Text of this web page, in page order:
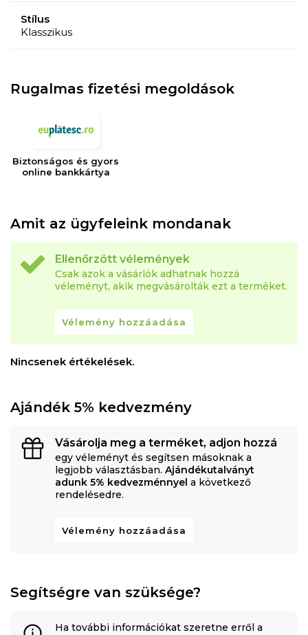
Stílus
Klasszikus
Rugalmas fizetési megoldások
Biztonságos és gyors
online bankkártya
Amit az ügyfeleink mondanak
Ellenőrzött vélemények
Csak azok a vásárlók adhatnak hozzá
véleményt, akik megvásárolták ezt a terméket.
Vélemény hozzáadása
Nincsenek értékelések.
Ajándék 5% kedvezmény
Vásárolja meg a terméket, adjon hozzá
egy véleményt és segítsen másoknak a
legjobb választásban. Ajándékutalványt
adunk 5% kedvezménnyel a következő
rendelésedre.
Vélemény hozzáadása
Segítségre van szüksége?
Ha további információkat szeretne erről a